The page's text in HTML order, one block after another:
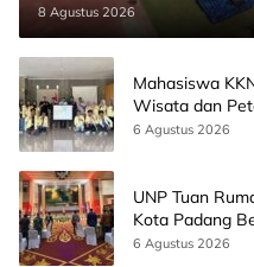
8 Agustus 2026
Mahasiswa
Wisata dan
Paninggahan
6 Agustus 2026
UNP Tuan
Kota Padang
CEO EMGS
6 Agustus 2026